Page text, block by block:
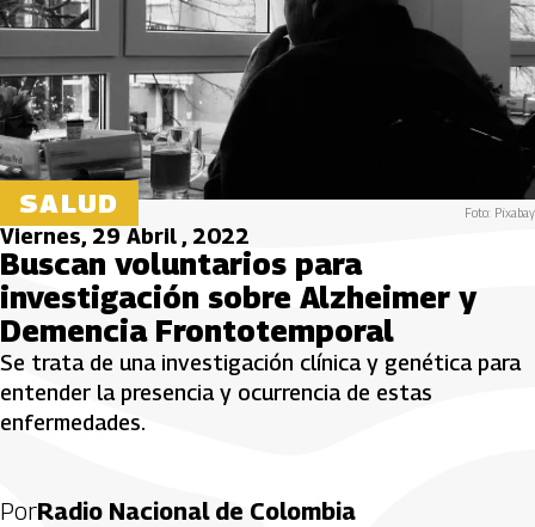
SALUD Foto: Pixabay
Viernes, 29 Abril , 2022
Buscan voluntarios para
investigación sobre Alzheimer y
Demencia Frontotemporal
Se trata de una investigación clínica y genética para
entender la presencia y ocurrencia de estas
enfermedades.
PorRadio Nacional de Colombia